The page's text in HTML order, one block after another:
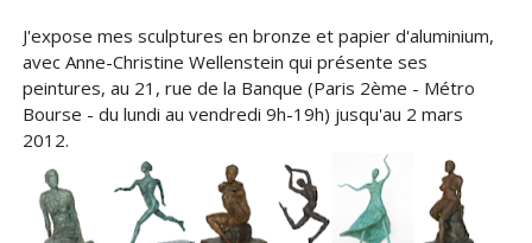
J'expose mes sculptures en bronze et papier d'aluminium,
avec Anne-Christine Wellenstein qui présente ses
peintures, au 21, rue de la Banque (Paris 2ème - Métro
Bourse - du lundi au vendredi 9h-19h) jusqu'au 2 mars
2012.